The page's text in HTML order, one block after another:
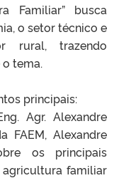
Familiar” busca
o setor técnico e
rural, trazendo
tema.
principais:
Agr. Alexandre
FAEM, Alexandre
os principais
familiar